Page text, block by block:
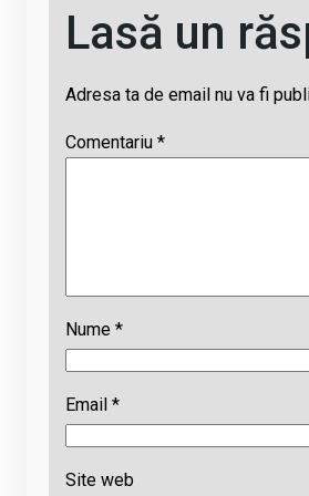
Lasă un
Adresa ta de email nu va fi
Comentariu *
Nume *
Email *
Site web